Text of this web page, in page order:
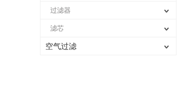
过滤器
滤芯
空气过滤